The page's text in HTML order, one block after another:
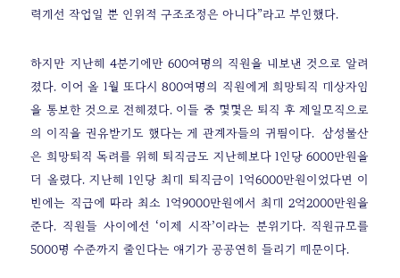
력개선 작업일 뿐 인위적 구조조정은 아니다”라고 부인했다.
하지만 지난해 4분기에만 600여명의 직원을 내보낸 것으로 알려
졌다. 이어 올 1월 또다시 800여명의 직원에게 희망퇴직 대상자임
을 통보한 것으로 전해졌다. 이들 중 몇몇은 퇴직 후 제일모직으로
의 이직을 권유받기도 했다는 게 관계자들의 귀띔이다.삼성물산
은 희망퇴직 독려를 위해 퇴직금도 지난해보다 1인당 6000만원을
더 올렸다. 지난해 1인당 최대 퇴직금이 1억6000만원이었다면 이
번에는 직급에 따라 최소 1억9000만원에서 최대 2억2000만원을
준다. 직원들 사이에선 ‘이제 시작’이라는 분위기다. 직원규모를
5000명 수준까지 줄인다는 얘기가 공공연히 들리기 때문이다.